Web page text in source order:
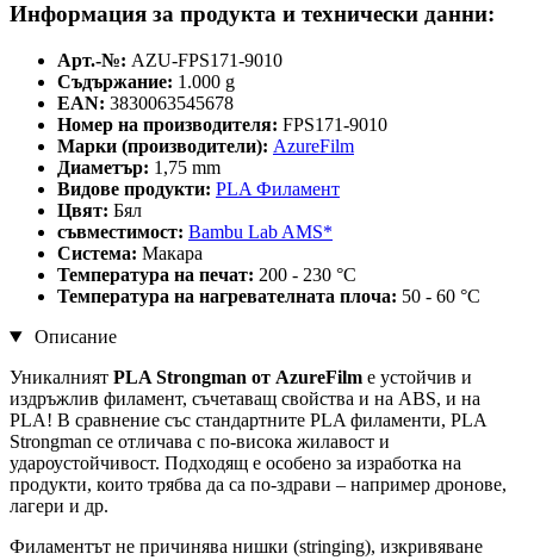
Информация за продукта и технически данни:
Арт.-№: AZU-FPS171-9010
Съдържание: 1.000 g
EAN: 3830063545678
Номер на производителя: FPS171-9010
Марки (производители): AzureFilm
Диаметър: 1,75 mm
Видове продукти: PLA Филамент
Цвят: Бял
съвместимост: Bambu Lab AMS*
Система: Макара
Температура на печат: 200 - 230 °C
Температура на нагревателната плоча: 50 - 60 °C
Описание
Уникалният PLA Strongman от AzureFilm е устойчив и
издръжлив филамент, съчетаващ свойства и на ABS, и на
PLA! В сравнение със стандартните PLA филаменти, PLA
Strongman се отличава с по-висока жилавост и
удароустойчивост. Подходящ е особено за изработка на
продукти, които трябва да са по-здрави – например дронове,
лагери и др.
Филаментът не причинява нишки (stringing), изкривяване